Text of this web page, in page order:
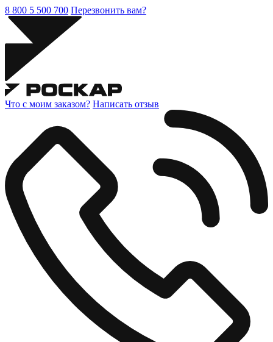
8 800 5 500 700 Перезвонить вам?
Что с моим заказом? Написать отзыв